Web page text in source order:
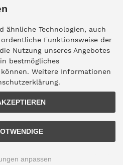
ähnliche Technologien, auch
Funktionsweise der
Nutzung unseres Angebotes
bestmögliches
Weitere Informationen
anpassen